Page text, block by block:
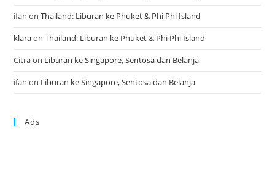
ifan onThailand: Liburan ke Phuket & Phi Phi Island
klaraonThailand: Liburan ke Phuket & Phi Phi Island
Citraon Liburan ke Singapore, Sentosa dan Belanja
ifan on Liburan ke Singapore, Sentosa dan Belanja
Ads